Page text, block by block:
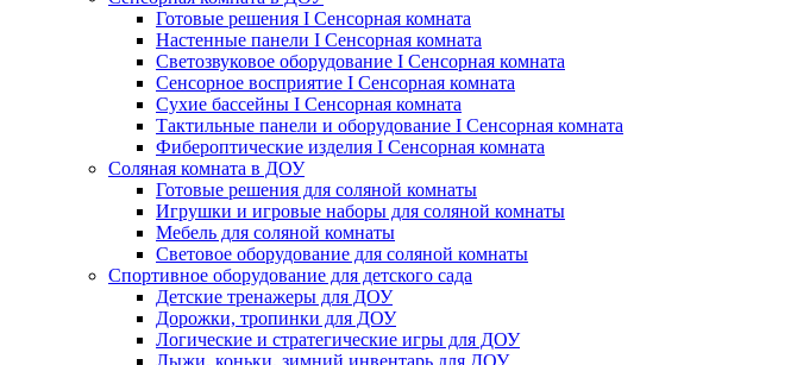
Готовые решения I Сенсорная комната
Настенные панели I Сенсорная комната
Светозвуковое оборудование I Сенсорная комната
Сенсорное восприятие I Сенсорная комната
Сухие бассейны I Сенсорная комната
Тактильные панели и оборудование I Сенсорная комната
Фибероптические изделия I Сенсорная комната
Соляная комната в ДОУ
Готовые решения для соляной комнаты
Игрушки и игровые наборы для соляной комнаты
Мебель для соляной комнаты
Световое оборудование для соляной комнаты
Спортивное оборудование для детского сада
Детские тренажеры для ДОУ
Дорожки, тропинки для ДОУ
Логические и стратегические игры для ДОУ
Лыжи, коньки, зимний инвентарь для ДОУ